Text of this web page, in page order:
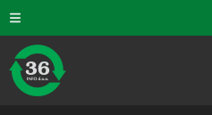
KATEGORIJE